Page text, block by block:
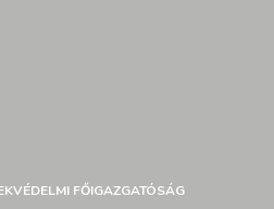
FŐIGAZGATÓSÁG